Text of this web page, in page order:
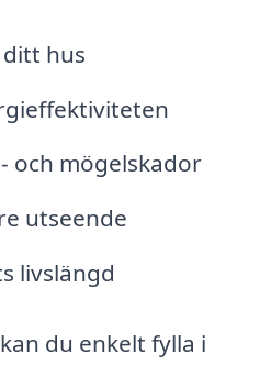
hus
och mögelskador
utseende
livslängd
du enkelt fylla i